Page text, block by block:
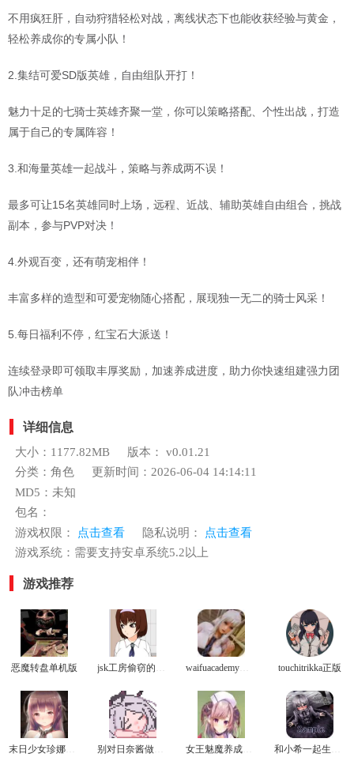
不用疯狂肝，自动狩猎轻松对战，离线状态下也能收获经验与黄金，
轻松养成你的专属小队！
2.集结可爱SD版英雄，自由组队开打！
魅力十足的七骑士英雄齐聚一堂，你可以策略搭配、个性出战，打造
属于自己的专属阵容！
3.和海量英雄一起战斗，策略与养成两不误！
最多可让15名英雄同时上场，远程、近战、辅助英雄自由组合，挑战
副本，参与PVP对决！
4.外观百变，还有萌宠相伴！
丰富多样的造型和可爱宠物随心搭配，展现独一无二的骑士风采！
5.每日福利不停，红宝石大派送！
连续登录即可领取丰厚奖励，加速养成进度，助力你快速组建强力团
队冲击榜单
详细信息
大小：1177.82MB
版本： v0.01.21
分类：角色
更新时间：2026-06-04 14:14:11
MD5：未知
包名：
游戏权限：
点击查看 隐私说明：
点击查看
游戏系统：需要支持安卓系统5.2以上
游戏推荐
恶魔转盘单机版 touchitrikka正版